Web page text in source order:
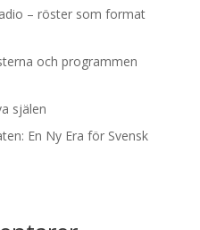
– röster som format
och programmen
själen
En Ny Era för Svensk